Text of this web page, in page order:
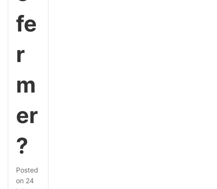
fe
r
m
er
?
Posted
on 24